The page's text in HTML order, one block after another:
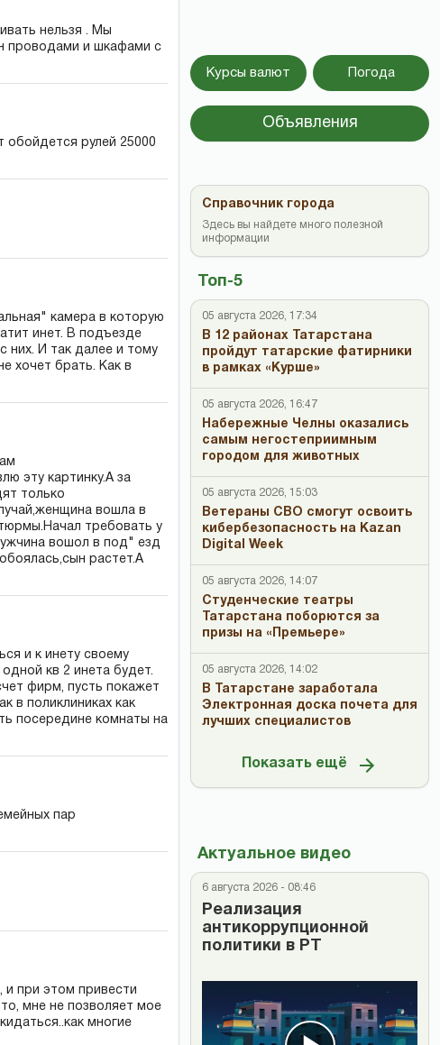
нельзя . Мы
проводами и шкафами с
рулей 25000
камера в которую
инет. В подъезде
них. И так далее и тому
хочет брать. Как в
эту картинку.А за
только
вошла в
требовать у
вошол в под" езд
растет.А
и к инету своему
кв 2 инета будет.
фирм, пусть покажет
в поликлиниках как
посередине комнаты на
пар
и при этом привести
мне не позволяет мое
многие
Курсы валют Погода
Объявления
Топ-5
05 августа 2026, 17:34
В 12 районах Татарстана
пройдут татарские фатирники
в рамках «Курше»
05 августа 2026, 16:47
Набережные Челны оказались
самым негостеприимным
городом для животных
05 августа 2026, 15:03
Ветераны СВО смогут освоить
кибербезопасность на Kazan
Digital Week
05 августа 2026, 14:07
Студенческие театры
Татарстана поборются за
призы на «Премьере»
05 августа 2026, 14:02
В Татарстане заработала
Электронная доска почета для
лучших специалистов
Показать ещё
Актуальное видео
6 августа 2026 - 08:46
Реализация
антикоррупционной
политики в РТ
Справочник города
Здесь вы найдете много полезной
информации